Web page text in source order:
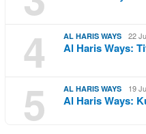
4 AL HARIS WAYS 22
Al Haris Ways:
5 AL HARIS WAYS 19
Al Haris Ways: